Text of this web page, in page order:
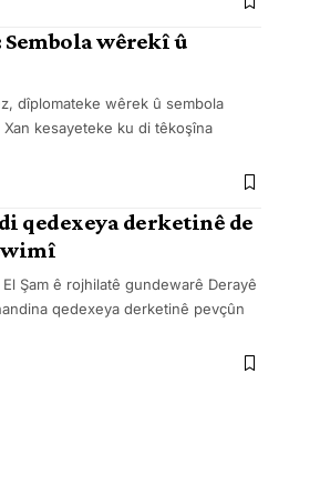
wêrekî û
dîplomateke wêrek û sembola
kesayeteke ku di têkoşîna
qedexeya derketinê de
Şam ê rojhilatê gundewarê Derayê
qedexeya derketinê pevçûn